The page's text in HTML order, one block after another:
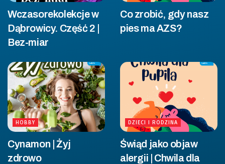
Wczasorekolekcje w
Dąbrowicy. Część 2 |
Bez-miar
Co zrobić, gdy nasz
pies ma AZS?
HOBBY
Cynamon | Żyj
zdrowo
DZIECI I RODZINA
Świąd jako objaw
alergii | Chwila dla